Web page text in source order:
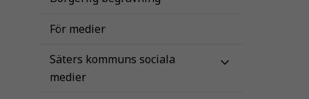
För medier
Säters kommuns sociala
medier